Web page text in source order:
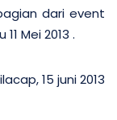
dari event
Mei 2013 .
15 juni 2013